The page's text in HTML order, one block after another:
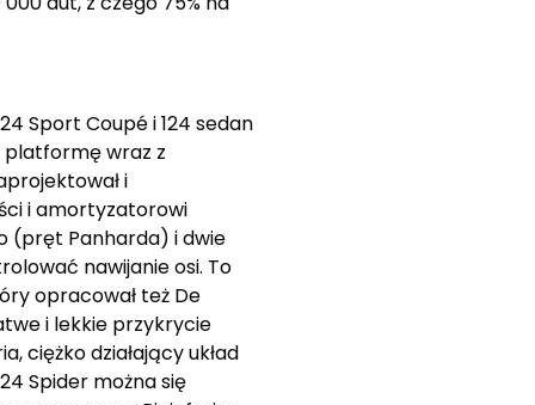
Sport Coupé i 124 sedan
platformę wraz z
i
i amortyzatorowi
(pręt Panharda) i dwie
nawijanie osi. To
opracował też De
i lekkie przykrycie
ciężko działający układ
Spider można się